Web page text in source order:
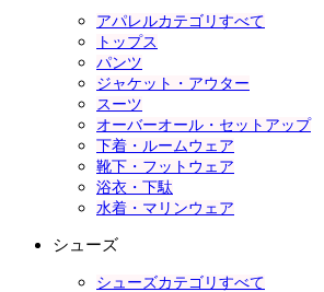
アパレルカテゴリすべて
トップス
パンツ
ジャケット・アウター
スーツ
オーバーオール・セットアップ
下着・ルームウェア
靴下・フットウェア
浴衣・下駄
水着・マリンウェア
シューズ
シューズカテゴリすべて